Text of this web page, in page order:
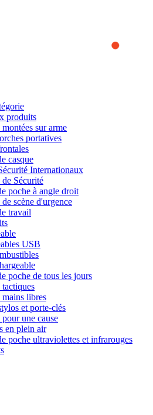
we provide you the best experience
to browse this website, you accept
analyze how the website is used and
To learn more or to find out how
access our
produits
sur arme
portatives
casque
Internationaux
Sécurité
poche à angle droit
scène d'urgence
travail
USB
poche de tous les jours
libres
et porte-clés
une cause
en plein air
poche ultraviolettes et infrarouges